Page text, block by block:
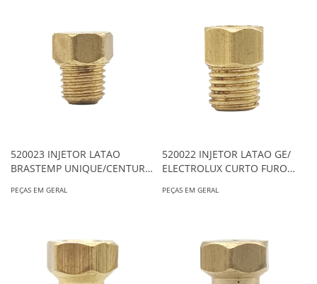
520023 INJETOR LATAO
BRASTEMP UNIQUE/CENTURY
PEÇAS EM GERAL
520022 INJETOR LATAO GE/
ELECTROLUX CURTO FURO
PEÇAS EM GERAL